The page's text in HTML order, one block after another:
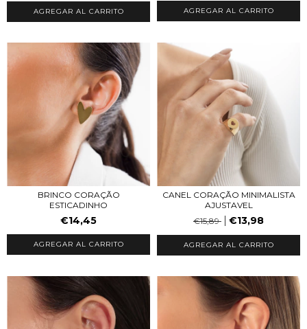
AGREGAR AL CARRITO
BRINCO CORAÇÃO
ESTICADINHO
€14,45
AGREGAR AL CARRITO
CANEL CORAÇÃO MINIMALISTA
AJUSTAVEL
€15,89
€13,98
AGREGAR AL CARRITO